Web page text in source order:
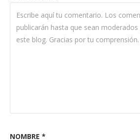
NOMBRE *